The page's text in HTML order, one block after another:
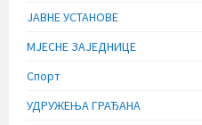
ЈАВНЕ УСТАНОВЕ
МЈЕСНЕ ЗАЈЕДНИЦЕ
Спорт
УДРУЖЕЊА ГРАЂАНА